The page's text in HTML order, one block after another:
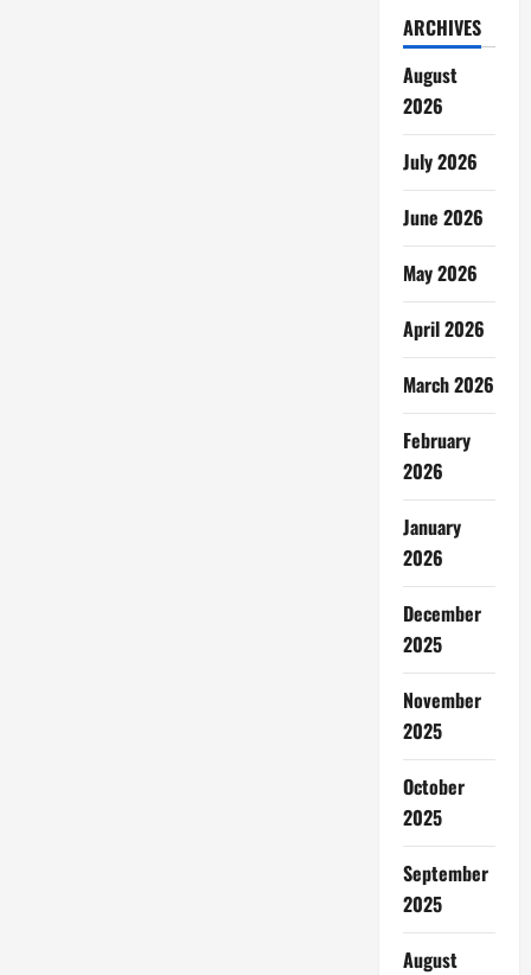
ARCHIVES
August
2026
July 2026
June 2026
May 2026
April 2026
March 2026
February
2026
January
2026
December
2025
November
2025
October
2025
September
2025
August